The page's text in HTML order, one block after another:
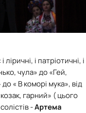
і патріотичні, і
чула» до «Гей,
« В коморі мука», від
гарний» ( цього
-Артема